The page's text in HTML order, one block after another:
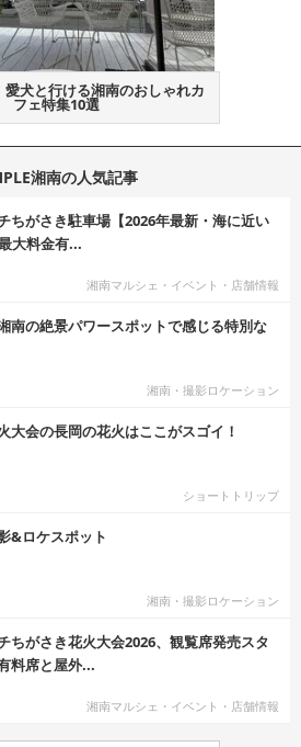
愛犬と行ける湘南のおしゃれカ
フェ特集10選
湘南の人気記事
ちがさき駐車場【2026年最新・海に近い
大料金有...
湘南マルシェ・イベント・店舗情報
南の絶景パワースポットで感じる特別な
湘南・撮影ロケーション
大会の長岡の花火はここがスゴイ！
ショートトリップ
&ロケスポット
湘南・撮影ロケーション
ちがさき花火大会2026、観覧席発売スタ
料席と屋外...
湘南マルシェ・イベント・店舗情報